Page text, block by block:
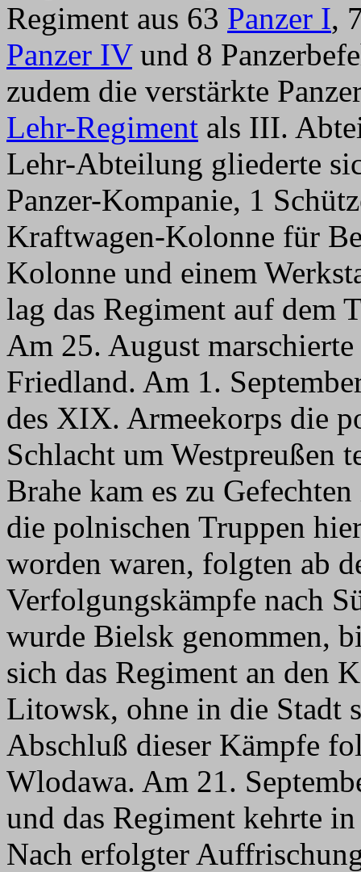
Regiment aus 63 Panzer I,
Panzer IVund 8
zudem die verstärkte
Lehr-Regiment als III.
Lehr-Abteilung gliederte
Panzer-Kompanie, 1
Kraftwagen-Kolonne für
Kolonne und einem
lag das Regiment auf dem
Am 25. August
Friedland. Am 1.
des XIX. Armeekorps die
Schlacht um Westpreußen
Brahe kam es zu
die polnischen Truppen
worden waren, folgten ab
Verfolgungskämpfe nach
wurde Bielsk genommen,
sich das Regiment an den
Litowsk, ohne in die Stadt
Abschluß dieser Kämpfe
Wlodawa. Am 21.
und das Regiment kehrte
Nach erfolgter